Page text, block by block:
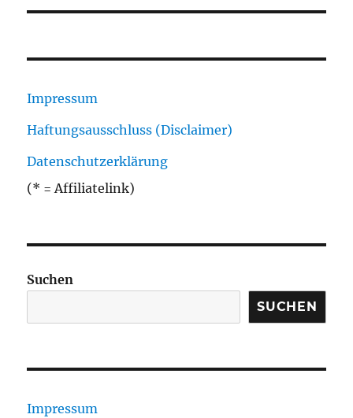
Impressum
Haftungsausschluss (Disclaimer)
Datenschutzerklärung
(* = Affiliatelink)
Suchen
SUCHEN
Impressum